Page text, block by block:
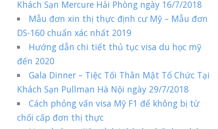
Khách Sạn Mercure Hải Phòng ngày 16/7/2018
Mẫu đơn xin thị thực định cư Mỹ – Mẫu đơn
DS-160 chuẩn xác nhất 2019
Hướng dẫn chi tiết thủ tục visa du học mỹ
đến 2020
Gala Dinner – Tiệc Tối Thân Mật Tổ Chức Tại
Khách Sạn Pullman Hà Nội ngày 29/7/2018
Cách phỏng vấn visa Mỹ F1 để không bị từ
chối cấp đơn thị thực